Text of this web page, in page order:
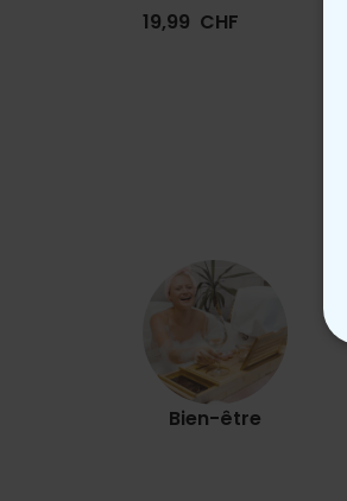
19,99 CHF
Bien-être